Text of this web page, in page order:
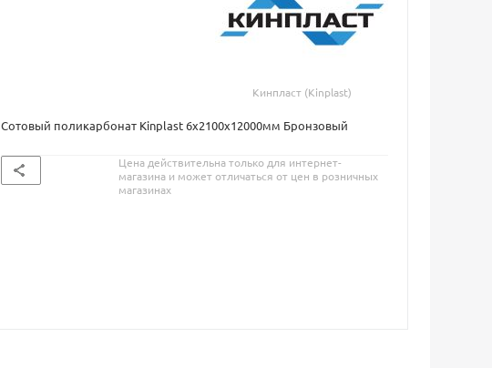
Кинпласт (Kinplast)
Сотовый поликарбонат Kinplast 6х2100х12000мм Бронзовый
Цена действительна только для интернет-
магазина и может отличаться от цен в розничных
магазинах